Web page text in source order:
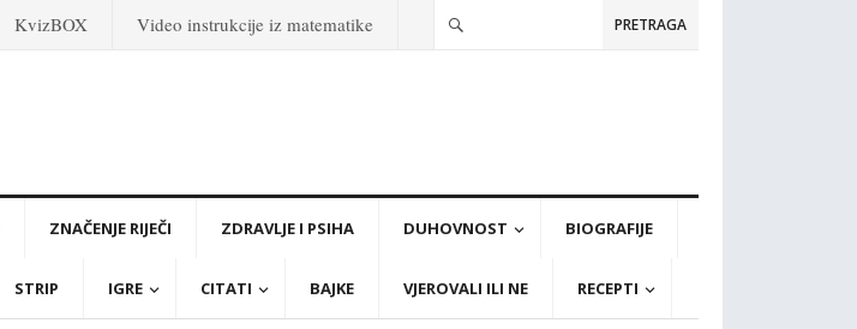
KvizBOX Video instrukcije iz matematike PRETRAGA
ZNAČENJE RIJEČI ZDRAVLJE I PSIHA DUHOVNOST BIOGRAFIJE
STRIP IGRE CITATI BAJKE VJEROVALI ILI NE RECEPTI